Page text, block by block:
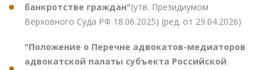
банкротстве граждан"(утв. Президиумом
Верховного Суда РФ 18.06.2025) (ред. от 29.04.2026)
"Положение о Перечне адвокатов-медиаторов
адвокатской палаты субъекта Российской